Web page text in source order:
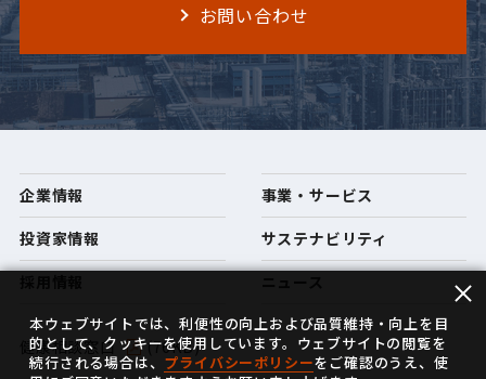
お問い合わせ
企業情報
事業・サービス
投資家情報
サステナビリティ
健康相談窓口 (76KB)
本ウェブサイトでは、利便性の向上および品質維持・向上を目
的として、クッキーを使用しています。ウェブサイトの閲覧を
続行される場合は、 プライバシーポリシーをご確認のうえ、使